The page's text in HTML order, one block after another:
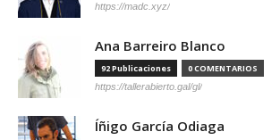
https://madc.xyz/
Ana Barreiro Blanco
92 Publicaciones 0 COMENTARIOS
https://tallerabierto.gal/gl/
Íñigo García Odiaga